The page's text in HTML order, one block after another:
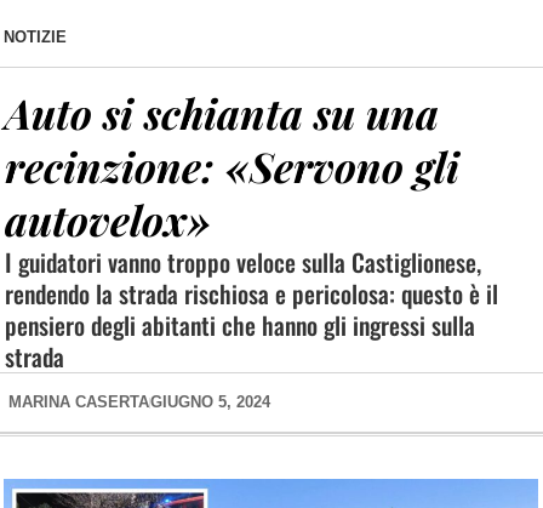
NOTIZIE
Auto si schianta su una
recinzione: «Servono gli
autovelox»
I guidatori vanno troppo veloce sulla Castiglionese,
rendendo la strada rischiosa e pericolosa: questo è il
pensiero degli abitanti che hanno gli ingressi sulla
strada
MARINA CASERTAGIUGNO 5, 2024